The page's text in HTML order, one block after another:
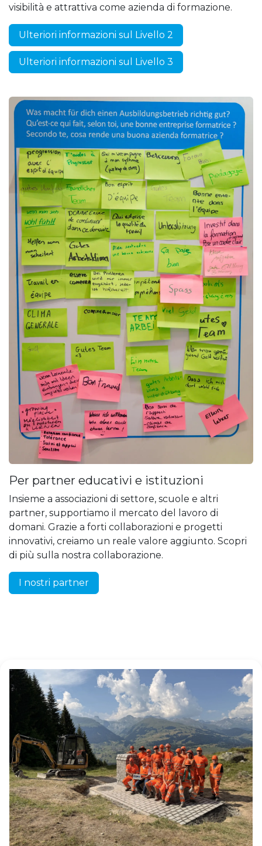
visibilità e attrattiva come azienda di formazione.
Ulteriori informazioni sul Livello 2
Ulteriori informazioni sul Livello 3
Per partner educativi e istituzioni
Insieme a associazioni di settore, scuole e altri
partner, supportiamo il mercato del lavoro di
domani. Grazie a forti collaborazioni e progetti
innovativi, creiamo un reale valore aggiunto. Scopri
di più sulla nostra collaborazione.
I nostri partner